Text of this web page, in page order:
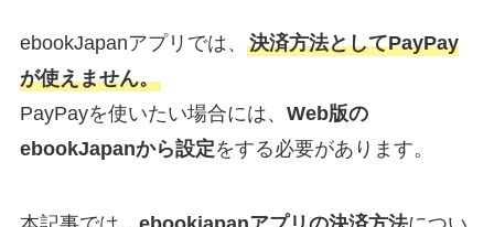
ebookJapanアプリでは、 決済方法としてPayPay
が使えません。
PayPayを使いたい場合には、 Web版の
ebookJapanから設定をする必要があります。